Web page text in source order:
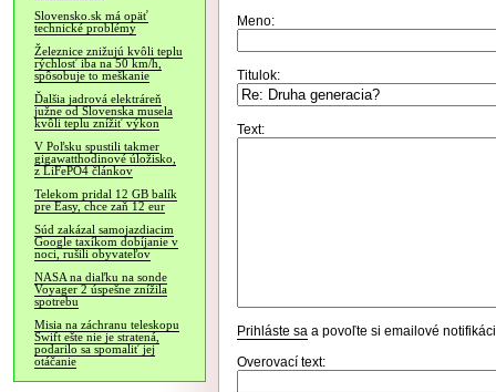
Slovensko.sk má opäť
technické problémy
Železnice znižujú kvôli teplu
rýchlosť iba na 50 km/h,
spôsobuje to meškanie
Ďalšia jadrová elektráreň
južne od Slovenska musela
kvôli teplu znížiť výkon
V Poľsku spustili takmer
gigawatthodinové úložisko,
z LiFePO4 článkov
Telekom pridal 12 GB balík
pre Easy, chce zaň 12 eur
Súd zakázal samojazdiacim
Google taxíkom dobíjanie v
noci, rušili obyvateľov
NASA na diaľku na sonde
Voyager 2 úspešne znížila
spotrebu
Misia na záchranu teleskopu
Swift ešte nie je stratená,
podarilo sa spomaliť jej
otáčanie
Meno:
Titulok:
Text:
Prihláste sa a povoľte si emailové
Overovací text: